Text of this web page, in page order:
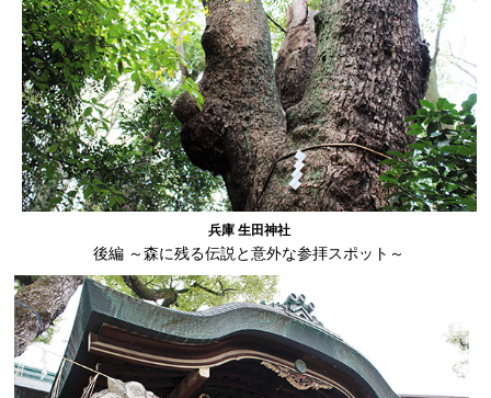
兵庫 生田神社
後編 ～森に残る伝説と意外な参拝スポット～